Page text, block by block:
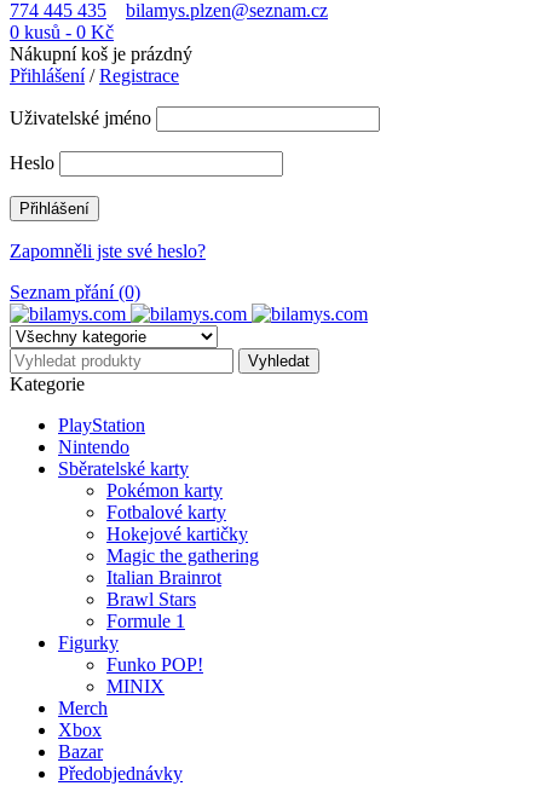
774 445 435
bilamys.plzen@seznam.cz
0 kusů - 0 Kč
Nákupní koš je prázdný
Přihlášení/Registrace
Uživatelské jméno
Heslo
Zapomněli jste své heslo?
Seznam přání (0)
Kategorie
PlayStation
Nintendo
Sběratelské karty
Pokémon karty
Fotbalové karty
Hokejové kartičky
Magic the gathering
Italian Brainrot
Brawl Stars
Formule 1
Figurky
Funko POP!
MINIX
Merch
Xbox
Bazar
Předobjednávky